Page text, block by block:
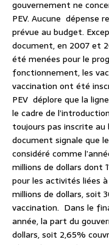
gouvernement ne
PEV. Aucune dépense
prévue au budget.
document, en 2007 et
été menées pour le
fonctionnement, les
vaccination ont été
PEV déplore que la
le cadre de
toujours pas inscrite au
document signale que
considéré comme
millions de dollars dont
pour les activités liées
millions de dollars, soit
vaccination. Dans le
année, la part du
dollars, soit 2,65%